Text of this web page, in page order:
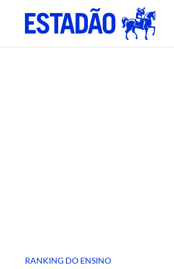
RANKING DO ENSINO